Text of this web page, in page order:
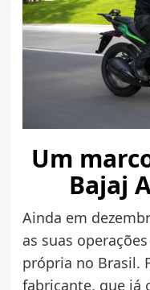
Um
Bajaj
Ainda em
as suas
própria no Brasil.
fabricante, que já